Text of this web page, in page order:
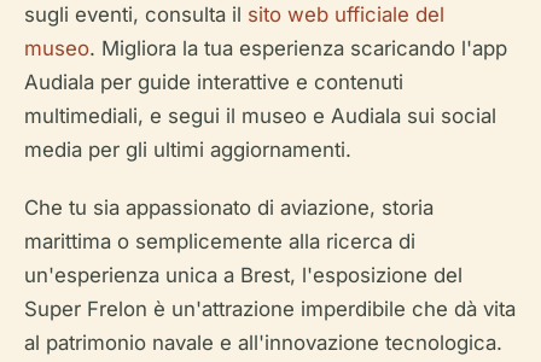
sugli eventi, consulta il sito web ufficiale del
museo. Migliora la tua esperienza scaricando l'app
Audiala per guide interattive e contenuti
multimediali, e segui il museo e Audiala sui social
media per gli ultimi aggiornamenti.
Che tu sia appassionato di aviazione, storia
marittima o semplicemente alla ricerca di
un'esperienza unica a Brest, l'esposizione del
Super Frelon è un'attrazione imperdibile che dà vita
al patrimonio navale e all'innovazione tecnologica.